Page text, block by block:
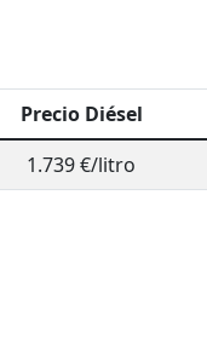
Precio Diésel
1.739 €/litro